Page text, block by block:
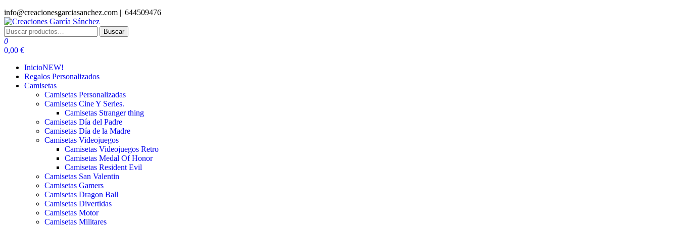
Saltar
al
contenido
info@creacionesgarciasanchez.com || 644509476
Creaciones García Sánchez
regalos personalizados
Buscar
por:
Buscar
0
0,00 €
InicioNEW!
Regalos Personalizados
Camisetas
Camisetas Personalizadas
Camisetas Cine Y Series.
Camisetas Stranger thing
Camisetas Día del Padre
Camisetas Día de la Madre
Camisetas Videojuegos
Camisetas Videojuegos Retro
Camisetas Medal Of Honor
Camisetas Resident Evil
Camisetas San Valentin
Camisetas Gamers
Camisetas Dragon Ball
Camisetas Divertidas
Camisetas Motor
Camisetas Militares